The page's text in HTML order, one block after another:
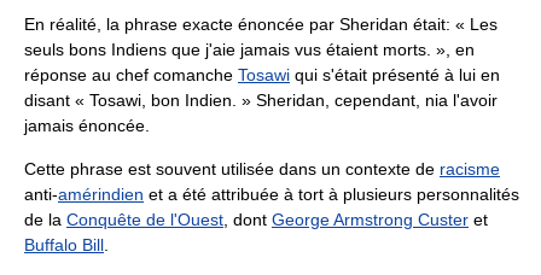
En réalité, la phrase exacte énoncée par Sheridan était: « Les
seuls bons Indiens que j'aie jamais vus étaient morts. » , en
réponse au chef comanche Tosawi qui s'était présenté à lui en
disant « Tosawi, bon Indien. » Sheridan, cependant, nia l'avoir
jamais énoncée.
Cette phrase est souvent utilisée dans un contexte de racisme
anti-amérindien et a été attribuée à tort à plusieurs personnalités
de la Conquête de l'Ouest , dont George Armstrong Custer et
Buffalo Bill